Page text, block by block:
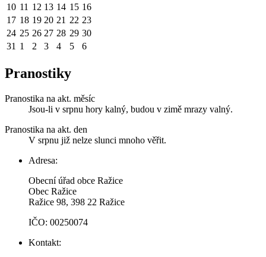
10 11 12 13 14 15 16
17 18 19 20 21 22 23
24 25 26 27 28 29 30
31 1 2 3 4 5 6
Pranostiky
Pranostika na akt. měsíc
Jsou-li v srpnu hory kalný, budou v zimě mrazy valný.
Pranostika na akt. den
V srpnu již nelze slunci mnoho věřit.
Adresa:
Obecní úřad obce Ražice
Obec Ražice
Ražice 98, 398 22 Ražice
IČO: 00250074
Kontakt: